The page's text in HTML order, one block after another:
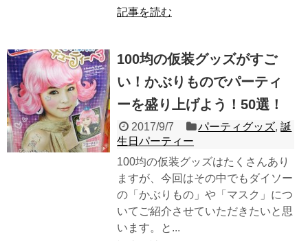
記事を読む
100均の仮装グッズがすご
い！かぶりものでパーティ
ーを盛り上げよう！50選！
2017/9/7 パーティグッズ,誕
生日パーティー
100均の仮装グッズはたくさんあり
ますが、今回はその中でもダイソー
の「かぶりもの」や「マスク」につ
いてご紹介させていただきたいと思
います。と...